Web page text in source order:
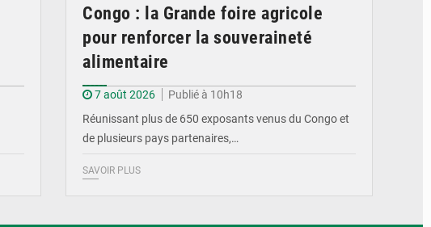
Congo : la Grande foire agricole
pour renforcer la souveraineté
alimentaire
7 août 2026
Publié à 10h18
Réunissant plus de 650 exposants venus du Congo et
de plusieurs pays partenaires,…
SAVOIR PLUS